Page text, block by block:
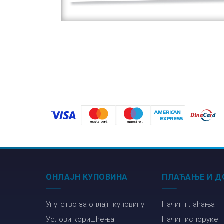
ОНЛАЈН КУПОВИНА
Упутство за онлајн куповину
Услови коришћења
ПЛАЋАЊЕ И
Начин плаћања
Начин испоруке